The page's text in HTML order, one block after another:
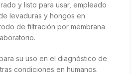
y listo para usar, empleado
levaduras y hongos en
de filtración por membrana
su uso en el diagnóstico de
condiciones en humanos.